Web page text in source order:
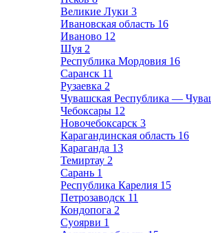
Великие Луки 3
Ивановская область 16
Иваново 12
Шуя 2
Республика Мордовия 16
Саранск 11
Рузаевка 2
Чувашская Республика —
Чебоксары 12
Новочебоксарск 3
Карагандинская область 16
Караганда 13
Темиртау 2
Сарань 1
Республика Карелия 15
Петрозаводск 11
Кондопога 2
Суоярви 1